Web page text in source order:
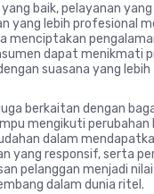
baik, pelayanan
yang lebih profesional
menciptakan
dapat menikmati
suasana yang
berkaitan dengan
mengikuti perubahan
dalam
yang responsif, serta
pelanggan menjadi
dalam dunia ritel.